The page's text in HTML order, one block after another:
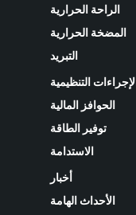
الحرارية
الحرارية
التنظيمية
المالية
توفير الطاقة
الاستدامة
الهامة